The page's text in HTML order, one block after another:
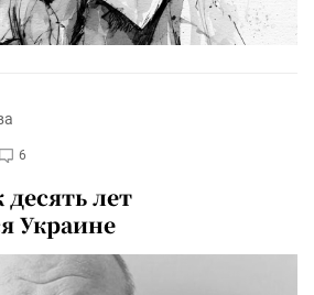
6
лет
Украине